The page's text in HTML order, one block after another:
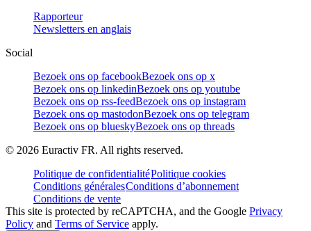
Rapporteur
Newsletters en anglais
Social
Bezoek ons op facebookBezoek ons op x
Bezoek ons op linkedinBezoek ons op youtube
Bezoek ons op rss-feedBezoek ons op instagram
Bezoek ons op mastodonBezoek ons op telegram
Bezoek ons op blueskyBezoek ons op threads
© 2026 Euractiv FR. All rights reserved.
Politique de confidentialitéPolitique cookies
Conditions généralesConditions d’abonnement
Conditions de vente
This site is protected by reCAPTCHA, and the Google Privacy
Policy and Terms of Service apply.